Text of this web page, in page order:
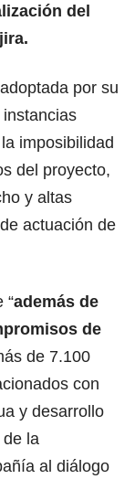
del
por su
imposibilidad
del proyecto,
y altas
actuación de
“además de
de
de 7.100
con
y desarrollo
la
al diálogo